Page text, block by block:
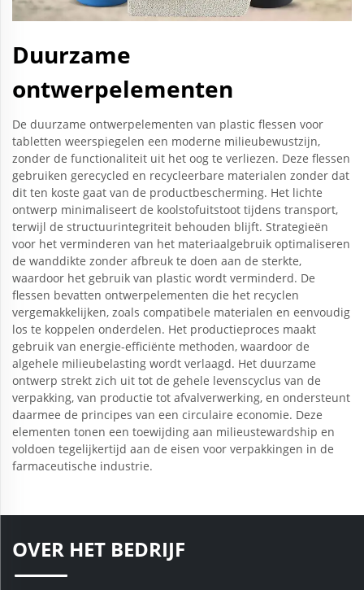
Duurzame
ontwerpelementen
De duurzame ontwerpelementen van plastic flessen voor
tabletten weerspiegelen een moderne milieubewustzijn,
zonder de functionaliteit uit het oog te verliezen. Deze flessen
gebruiken gerecycled en recycleerbare materialen zonder dat
dit ten koste gaat van de productbescherming. Het lichte
ontwerp minimaliseert de koolstofuitstoot tijdens transport,
terwijl de structuurintegriteit behouden blijft. Strategieën
voor het verminderen van het materiaalgebruik optimaliseren
de wanddikte zonder afbreuk te doen aan de sterkte,
waardoor het gebruik van plastic wordt verminderd. De
flessen bevatten ontwerpelementen die het recyclen
vergemakkelijken, zoals compatibele materialen en eenvoudig
los te koppelen onderdelen. Het productieproces maakt
gebruik van energie-efficiënte methoden, waardoor de
algehele milieubelasting wordt verlaagd. Het duurzame
ontwerp strekt zich uit tot de gehele levenscyclus van de
verpakking, van productie tot afvalverwerking, en ondersteunt
daarmee de principes van een circulaire economie. Deze
elementen tonen een toewijding aan milieustewardship en
voldoen tegelijkertijd aan de eisen voor verpakkingen in de
farmaceutische industrie.
OVER HET BEDRIJF